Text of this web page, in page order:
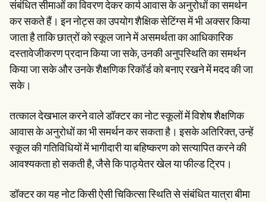
संबंधित सीमाओं का विवरण देकर कार्य आवास के अनुरोधों का समर्थन
कर सकते हैं। इन नोट्स का उपयोग शैक्षिक सेटिंग्स में भी अक्सर किया
जाता है ताकि छात्रों को स्कूल जाने में असमर्थता का आधिकारिक
दस्तावेजीकरण प्रदान किया जा सके, उनकी अनुपस्थिति का समर्थन
किया जा सके और उनके शैक्षणिक रिकॉर्ड को बनाए रखने में मदद की जा
सके।
तत्काल देखभाल करने वाले डॉक्टर का नोट स्कूलों में विशेष शैक्षणिक
आवास के अनुरोधों का भी समर्थन कर सकता है। इसके अतिरिक्त, उन्हें
स्कूल की गतिविधियों में भागीदारी या बहिष्करण को सत्यापित करने की
आवश्यकता हो सकती है, जैसे कि पाठ्येतर खेल या फील्ड ट्रिप।
डॉक्टर का यह नोट किसी ऐसी चिकित्सा स्थिति से संबंधित यात्रा बीमा